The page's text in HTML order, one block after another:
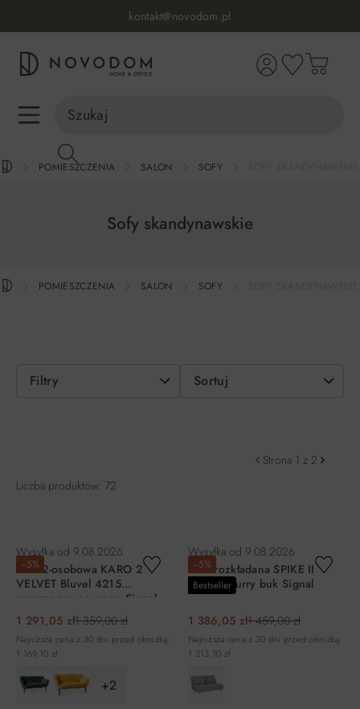
kontakt@novodom.pl
Dostawa z wniesieniem
30 dni na zwrot lub wymianę
98% zadowolonych klientów
POMIESZCZENIA SALON SOFY
Sofy skandynawskie
POMIESZCZENIA SALON SOFY
Filtry Sortuj
Liczba produktów: 72
Strona 1 z 2
−5%
Wysyłka od 9.08.2026
Sofa 2-osobowa KARO 2
VELVET Bluvel 4215
cynamonowa wenge Signal
1 291,05 zł1 359,00 zł
Najniższa cena z 30 dni przed obniżką:
1 169,10 zł
+2
−5%
Bestseller
Wysyłka od 9.08.2026
Sofa rozkładana SPIKE II
tap.138 curry buk Signal
1 386,05 zł1 459,00 zł
Najniższa cena z 30 dni przed obniżką:
1 313,10 zł